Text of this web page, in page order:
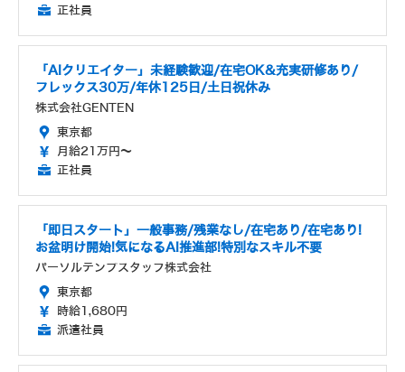
正社員
「AIクリエイター」未経験歓迎/在宅OK&充実研修あり/
フレックス30万/年休125日/土日祝休み
株式会社GENTEN
東京都
月給21万円～
正社員
「即日スタート」一般事務/残業なし/在宅あり/在宅あり!
お盆明け開始!気になるAI推進部!特別なスキル不要
パーソルテンプスタッフ株式会社
東京都
時給1,680円
派遣社員